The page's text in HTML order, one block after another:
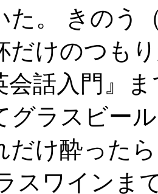
た。 きのう
だけのつも
会話入門』
グラスビー
だけ酔った
スワインま